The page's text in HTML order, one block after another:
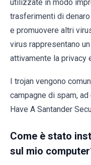
utilizzate in modo
trasferimenti di
e promuovere altri
virus rappresentano
attivamente la privacy
I trojan vengono
campagne di spam,
Have A Santander
Come è stato
sul mio